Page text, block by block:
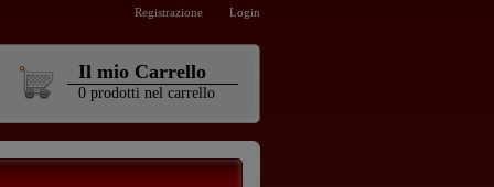
Registrazione Login
Il mio Carrello
0 prodotti nel carrello